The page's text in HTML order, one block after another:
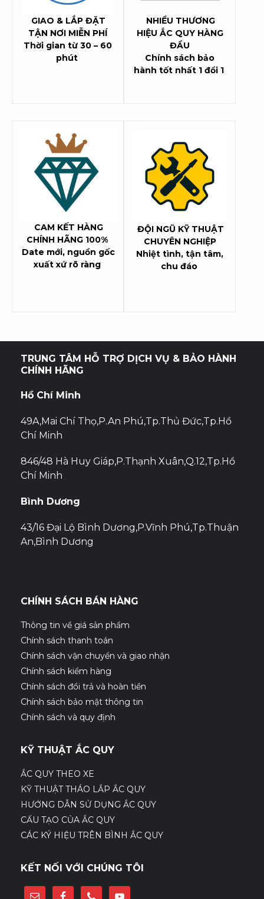
GIAO & LẮP ĐẶT
TẬN NƠI MIỄN PHÍ
Thời gian từ 30 – 60
phút
NHIỀU THƯƠNG
HIỆU ẮC QUY HÀNG
ĐẦU
Chính sách bảo
hành tốt nhất 1 đổi 1
CAM KẾT HÀNG
CHÍNH HÃNG 100%
Date mới, nguồn gốc
xuất xứ rõ ràng
ĐỘI NGŨ KỸ THUẬT
CHUYÊN NGHIỆP
Nhiệt tình, tận tâm,
chu đáo
TRUNG TÂM HỖ TRỢ DỊCH VỤ & BẢO HÀNH
CHÍNH HÃNG
Hồ Chí Minh
49A,Mai Chí Thọ,P.An Phú,Tp.Thủ Đức,Tp.Hồ
Chí Minh
846/48 Hà Huy Giáp,P.Thạnh Xuân,Q.12,Tp.Hồ
Chí Minh
Bình Dương
43/16 Đại Lộ Bình Dương,P.Vĩnh Phú,Tp.Thuận
An,Bình Dương
CHÍNH SÁCH BÁN HÀNG
Thông tin về giá sản phẩm
Chính sách thanh toán
Chính sách vận chuyển và giao nhận
Chính sách kiểm hàng
Chính sách đổi trả và hoàn tiền
Chính sách bảo mật thông tin
Chính sách và quy định
KỸ THUẬT ẮC QUY
ẮC QUY THEO XE
KỸ THUẬT THÁO LẮP ẮC QUY
HƯỚNG DẪN SỬ DỤNG ẮC QUY
CẤU TẠO CỦA ẮC QUY
CÁC KÝ HIỆU TRÊN BÌNH ẮC QUY
KẾT NỐI VỚI CHÚNG TÔI